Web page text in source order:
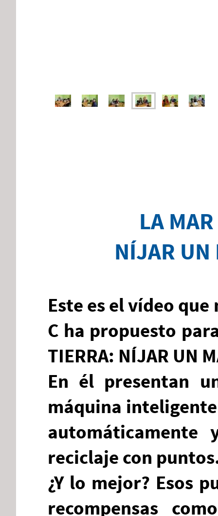
LA
NÍJAR UN
Este es el vídeo
C ha propuesto
TIERRA: NÍJAR UN
En él presentan
máquina
reciclaje con
¿Y lo mejor? Esos
recompensas